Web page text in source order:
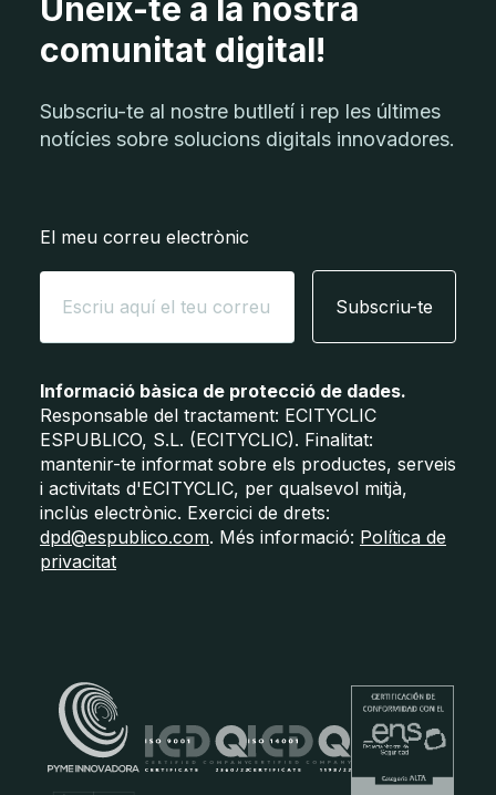
Uneix-te a la nostra
comunitat digital!
Subscriu-te al nostre butlletí i rep les últimes
notícies sobre solucions digitals innovadores.
El meu correu electrònic
Subscriu-te
Informació bàsica de protecció de dades.
Responsable del tractament: ECITYCLIC
ESPUBLICO, S.L. (ECITYCLIC). Finalitat:
mantenir-te informat sobre els productes, serveis
i activitats d'ECITYCLIC, per qualsevol mitjà,
inclùs electrònic. Exercici de drets:
dpd@espublico.com. Més informació: Política de
privacitat